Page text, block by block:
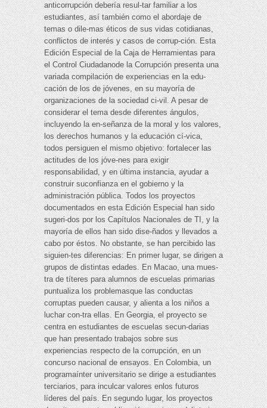
anticorrupción debería resul-tar familiar a los
estudiantes, así también como el abordaje de
temas o dile-mas éticos de sus vidas cotidianas,
conflictos de interés y casos de corrup-ción. Esta
Edición Especial de la Caja de Herramientas para
el Control Ciudadanode la Corrupción presenta una
variada compilación de experiencias en la edu-
cación de los de jóvenes, en su mayoría de
organizaciones de la sociedad ci-vil. A pesar de
considerar el tema desde diferentes ángulos,
incluyendo la en-señanza de la moral y los valores,
los derechos humanos y la educación cí-vica,
todos persiguen el mismo objetivo: fortalecer las
actitudes de los jóve-nes para exigir
responsabilidad, y en última instancia, ayudar a
construir suconfianza en el gobierno y la
administración pública. Todos los proyectos
documentados en esta Edición Especial han sido
sugeri-dos por los Capítulos Nacionales de TI, y la
mayoría de ellos han sido dise-ñados y llevados a
cabo por éstos. No obstante, se han percibido las
siguien-tes diferencias: En primer lugar, se dirigen a
grupos de distintas edades. En Macao, una mues-
tra de títeres para alumnos de escuelas primarias
puntualiza los problemasque las conductas
corruptas pueden causar, y alienta a los niños a
luchar con-tra ellas. En Georgia, el proyecto se
centra en estudiantes de escuelas secun-darias
que han presentado trabajos sobre sus
experiencias respecto de la corrupción, en un
concurso nacional de ensayos. En Colombia, un
programaínter universitario se dirige a estudiantes
terciarios, para inculcar valores enlos futuros
líderes del país. En segundo lugar, los proyectos